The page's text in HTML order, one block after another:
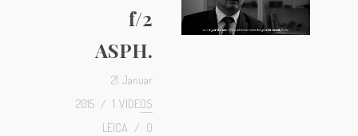
f/2
ASPH.
21. Januar
2015 / 1. VIDEOS
LEICA / 0